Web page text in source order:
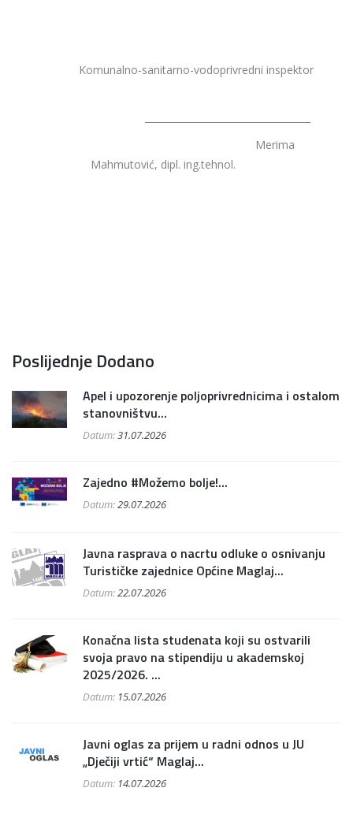
Komunalno-sanitarno-vodoprivredni inspektor
Merima
Mahmutović, dipl. ing.tehnol.
Poslijednje Dodano
Apel i upozorenje poljoprivrednicima i ostalom
stanovništvu...
Datum:31.07.2026
Zajedno #Možemo bolje!...
Datum:29.07.2026
Javna rasprava o nacrtu odluke o osnivanju
Turističke zajednice Općine Maglaj...
Datum:22.07.2026
Konačna lista studenata koji su ostvarili
svoja pravo na stipendiju u akademskoj
2025/2026. ...
Datum: 15.07.2026
Javni oglas za prijem u radni odnos u JU
„Dječiji vrtić“ Maglaj...
Datum: 14.07.2026